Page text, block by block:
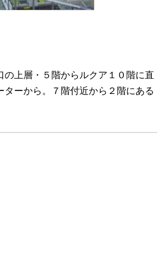
の上層・５階からルクア１０階に直
ターから。７階付近から２階にある